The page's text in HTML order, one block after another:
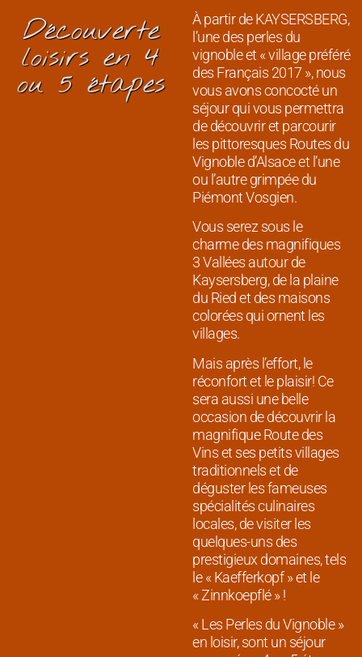
Découverte
loisirs en 4
ou 5 étapes
À partir de KAYSERSBERG,
l’une des perles du
vignoble et « village préféré
des Français 2017 », nous
vous avons concocté un
séjour qui vous permettra
de découvrir et parcourir
les pittoresques Routes du
Vignoble d’Alsace et l’une
ou l’autre grimpée du
Piémont Vosgien.
Vous serez sous le
charme des magnifiques
3 Vallées autour de
Kaysersberg, de la plaine
du Ried et des maisons
colorées qui ornent les
villages.
Mais après l’effort, le
réconfort et le plaisir! Ce
sera aussi une belle
occasion de découvrir la
magnifique Route des
Vins et ses petits villages
traditionnels et de
déguster les fameuses
spécialités culinaires
locales, de visiter les
quelques-uns des
prestigieux domaines, tels
le « Kaefferkopf » et le
« Zinnkoepflé » !
« Les Perles du Vignoble »
en loisir, sont un séjour